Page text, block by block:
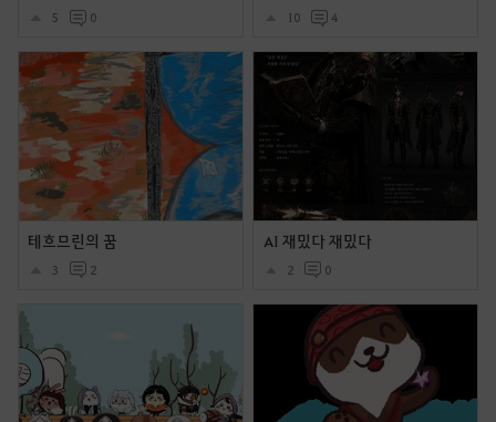
5 0 10 4
테흐므린의 꿈
3 2
AI 재밌다 재밌다
2 0